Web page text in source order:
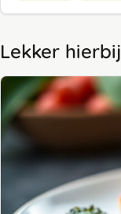
Lekker hierbij